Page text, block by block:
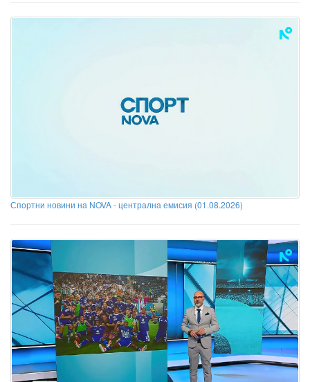
Спортни новини на NOVA - централна емисия (01.08.2026)